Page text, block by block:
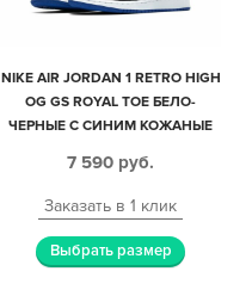
NIKE AIR JORDAN 1 RETRO HIGH
OG GS ROYAL TOE БЕЛО-
ЧЕРНЫЕ С СИНИМ КОЖАНЫЕ
7 590 руб.
Заказать в 1 клик
Выбрать размер